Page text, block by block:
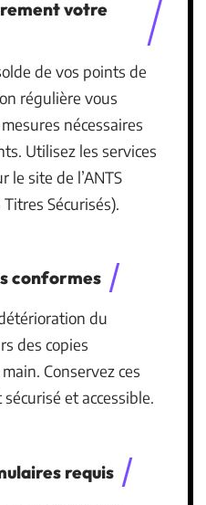
votre
de vos points de
régulière vous
nécessaires
Utilisez les services
le site de l’ANTS
Sécurisés).
conformes
du
des copies
Conservez ces
et accessible.
requis